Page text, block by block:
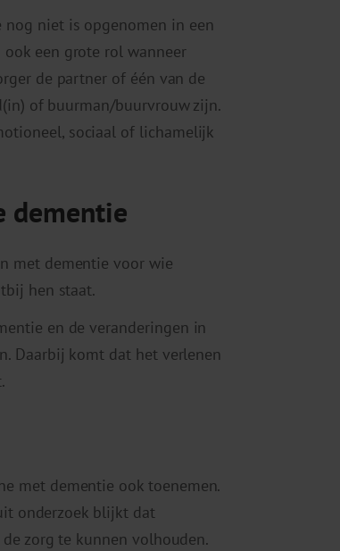
nog niet is opgenomen in een
een grote rol wanneer
de partner of één van de
of buurman/buurvrouw zijn.
sociaal of lichamelijk
dementie
met dementie voor wie
hen staat.
en de veranderingen in
Daarbij komt dat het verlenen
met dementie ook toenemen.
onderzoek blijkt dat
zorg te kunnen volhouden.